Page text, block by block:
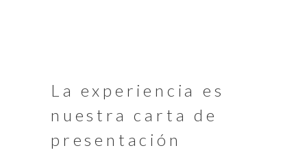
La experiencia es
nuestra carta de
presentación